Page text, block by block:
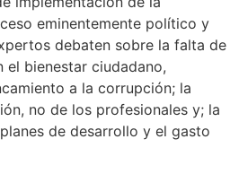
eminentemente político y
debaten sobre la falta de
el bienestar ciudadano,
a la corrupción; la
no de los profesionales y; la
de desarrollo y el gasto